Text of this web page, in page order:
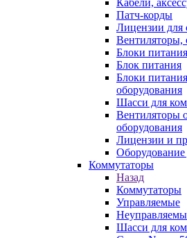
Кабели,
Патч-корды
Лицензии для
Вентиляторы,
Блоки
Блок питания
Блоки
оборудования
Шасси для
Вентиляторы
оборудования
Лицензии и
Оборудование
Коммутаторы
Назад
Коммутаторы
Управляемые
Шасси для